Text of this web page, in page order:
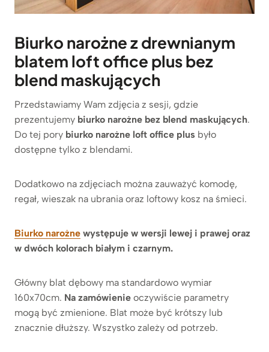
Biurko narożne z drewnianym
blatem loft office plus bez
blend maskujących
Przedstawiamy Wam zdjęcia z sesji, gdzie
prezentujemy biurko narożne bez blend maskujących.
Do tej pory biurko narożne loft office plus było
dostępne tylko z blendami.
Dodatkowo na zdjęciach można zauważyć komodę,
regał, wieszak na ubrania oraz loftowy kosz na śmieci.
Biurko narożne występuje w wersji lewej i prawej oraz
w dwóch kolorach białym i czarnym.
Główny blat dębowy ma standardowo wymiar
160x70cm. Na zamówienie oczywiście parametry
mogą być zmienione. Blat może być krótszy lub
znacznie dłuższy. Wszystko zależy od potrzeb.